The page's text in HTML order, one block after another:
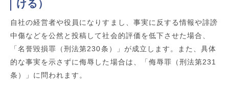
ける）
自社の経営者や役員になりすまし、事実に反する情報や誹謗
中傷などを公然と投稿して社会的評価を低下させた場合、
「名誉毀損罪（刑法第230条）」が成立します。また、具体
的な事実を示さずに侮辱した場合は、「侮辱罪（刑法第231
条）」に問われます。